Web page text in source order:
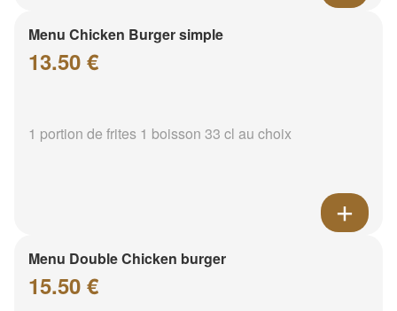
Menu Chicken Burger simple
13.50 €
1 portion de frites 1 boisson 33 cl au choix
Menu Double Chicken burger
15.50 €